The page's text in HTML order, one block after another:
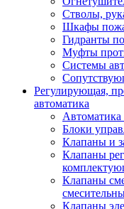
Стволы,
Шкафы
Гидранты
Муфты
Системы
Регулирующая,
автоматика
Блоки
Клапаны и
Клапаны
Клапаны
Клапаны